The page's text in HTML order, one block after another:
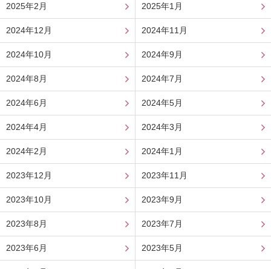
2025年2月 2025年1月
2024年12月 2024年11月
2024年10月 2024年9月
2024年8月 2024年7月
2024年6月 2024年5月
2024年4月 2024年3月
2024年2月 2024年1月
2023年12月 2023年11月
2023年10月 2023年9月
2023年8月 2023年7月
2023年6月 2023年5月